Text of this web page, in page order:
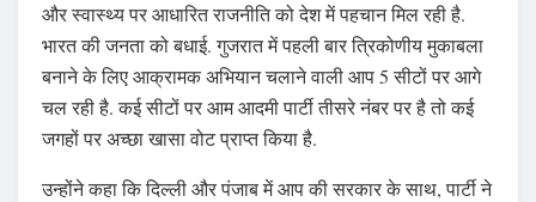
और स्वास्थ्य पर आधारित राजनीति को देश में पहचान मिल रही है.
भारत की जनता को बधाई. गुजरात में पहली बार त्रिकोणीय मुकाबला
बनाने के लिए आक्रामक अभियान चलाने वाली आप 5 सीटों पर आगे
चल रही है. कई सीटों पर आम आदमी पार्टी तीसरे नंबर पर है तो कई
जगहों पर अच्छा खासा वोट प्राप्त किया है.
उन्होंने कहा कि दिल्ली और पंजाब में आप की सरकार के साथ, पार्टी ने